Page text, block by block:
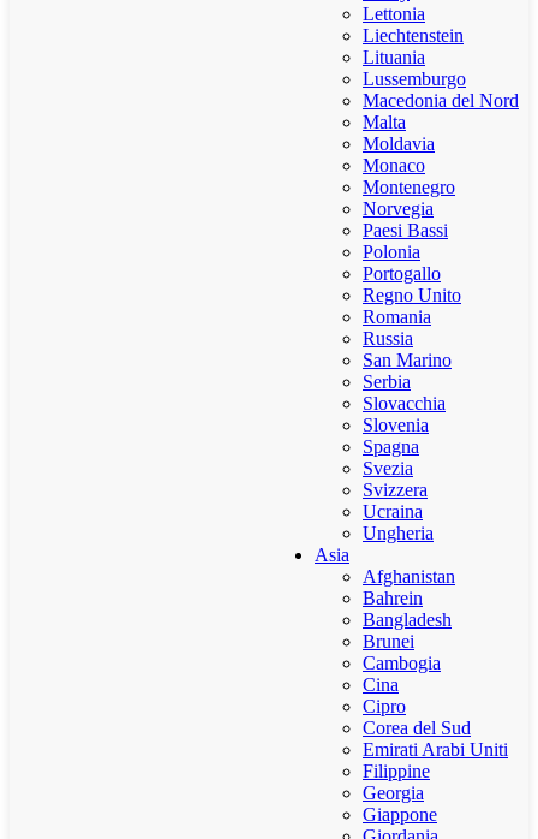
Lettonia
Liechtenstein
Lituania
Lussemburgo
Macedonia del Nord
Malta
Moldavia
Monaco
Montenegro
Norvegia
Paesi Bassi
Polonia
Portogallo
Regno Unito
Romania
Russia
San Marino
Serbia
Slovacchia
Slovenia
Spagna
Svezia
Svizzera
Ucraina
Ungheria
Asia
Afghanistan
Bahrein
Bangladesh
Brunei
Cambogia
Cina
Cipro
Corea del Sud
Emirati Arabi Uniti
Filippine
Georgia
Giappone